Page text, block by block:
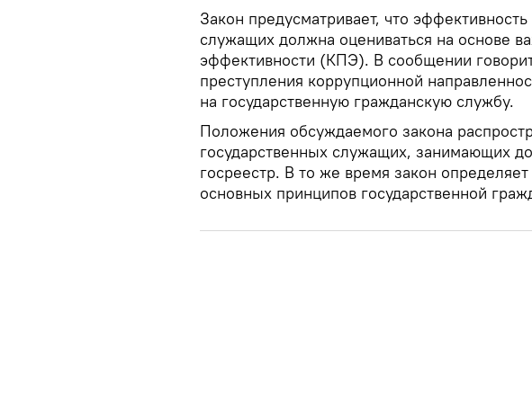
Закон предусматривает, что
служащих должна оцениваться на основе
эффективности (КПЭ). В сообщении
преступления коррупционной
на государственную гражданскую службу.
Положения обсуждаемого закона
государственных служащих, занимающих
госреестр. В то же время закон
основных принципов государственной